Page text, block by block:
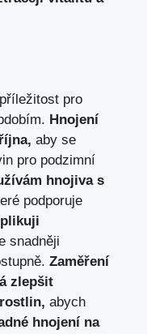
pro
Hnojení
aby se
pro podzimní
hnojiva s
podporuje
snadněji
Zaměření
zlepšit
abych
hnojení na